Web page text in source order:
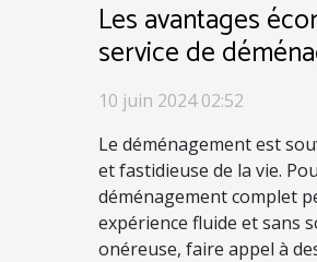
Les avantages
service de
10 juin 2024 02:52
Le déménagement est
et fastidieuse de la vie.
déménagement complet
expérience fluide et sans
onéreuse, faire appel à